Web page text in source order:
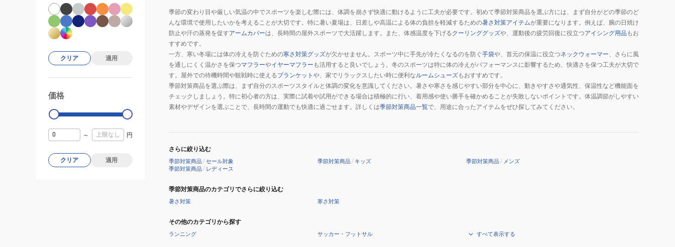
季節の変わり目や厳しい気温の中でスポーツを楽しむ際には、体調を崩さず快適に動けるように工夫が必要です。初めて季節対策商品を選ぶ方には、まず自分がどの季節のど
んな環境で使用したいかを考えることが大切です。特に暑い夏場は、日差しや高温による体の負担を軽減するための暑さ対策アイテムが重要になります。例えば、腕の日焼け
防止や汗の蒸発を促すアームカバーは、長時間の屋外スポーツで大活躍します。また、体感温度を下げるクーリンググッズや、運動後の疲労回復に役立つアイシング用品もお
すすめです。
一方、寒い冬場には体の冷えを防ぐための寒さ対策グッズが欠かせません。スポーツ中に手先が冷たくなるのを防ぐ手袋や、首元の保温に役立つネックウォーマー 、さらに風
を通しにくく温かさを保つマフラーやイヤーマフラー も活用すると良いでしょう。冬のスポーツは特に体の冷えがパフォーマンスに影響するため、快適さを保つ工夫が大切で
す。屋外での待機時間や観戦時に使えるブランケット や、家でリラックスしたい時に便利な ルームシューズもおすすめです。
季節対策商品を選ぶ際は、まず自分のスポーツスタイルと体調の変化を意識してください。暑さや寒さを感じやすい部分を中心に、動きやすさや通気性、保温性など機能面を
チェックしましょう。特に初心者の方は、実際に試着や試用ができる場合は積極的に行い、着用感や使い勝手を確かめることが失敗しないポイントです。体温調節がしやすい
素材やデザインを選ぶことで、長時間の運動でも快適に過ごせます。詳しくは季節対策商品一覧で、用途に合ったアイテムをぜひ探してみてください。
さらに絞り込む
季節対策商品/セール対象 季節対策商品/ キッズ 季節対策商品/ メンズ
季節対策商品/ レディース
季節対策商品のカテゴリでさらに絞り込む
暑さ対策 寒さ対策
その他のカテゴリから探す
ランニング サッカー・フットサル すべて表示する
クリア 適用
価格
0
～ 円
クリア 適用